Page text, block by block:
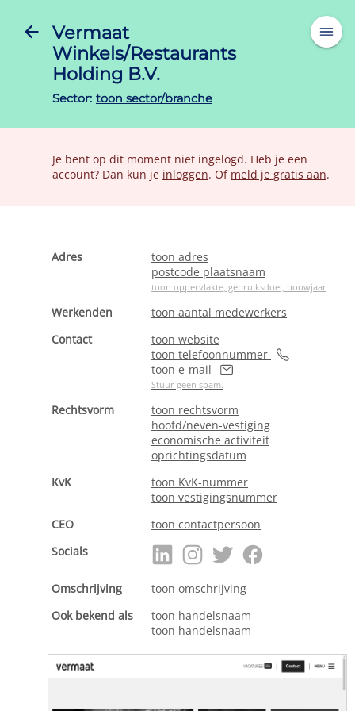
Vermaat
Winkels/Restaurants
Holding B.V.
Sector: toon sector/branche
Je bent op dit moment niet ingelogd. Heb je een
account? Dan kun je inloggen. Of meld je gratis aan.
Adres
toon adres
postcode plaatsnaam
toon oppervlakte, gebruiksdoel, bouwjaar
Werkenden
toon aantal medewerkers
Contact
toon website
toon telefoonnummer
toon e-mail
Stuur geen spam.
Rechtsvorm
toon rechtsvorm
hoofd/neven-vestiging
economische activiteit
oprichtingsdatum
KvK
toon KvK-nummer
toon vestigingsnummer
CEO
toon contactpersoon
Socials
Omschrijving
toon omschrijving
Ook bekend als
toon handelsnaam
toon handelsnaam